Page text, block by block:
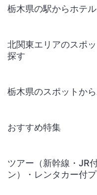
栃木県の駅からホテ
北関東エリアのスポ
探す
栃木県のスポットか
おすすめ特集
ツアー（新幹線・JR
ン）・レンタカー付